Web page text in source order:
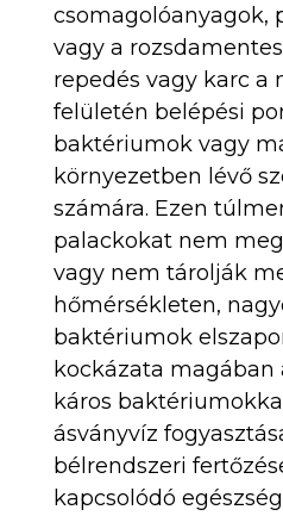
csomagolóanyagok,
vagy a
repedés vagy karc a
felületén belépési
baktériumok vagy
környezetben lévő
számára. Ezen
palackokat nem
vagy nem tárolják
hőmérsékleten,
baktériumok
kockázata magában
káros
ásványvíz
bélrendszeri
kapcsolódó